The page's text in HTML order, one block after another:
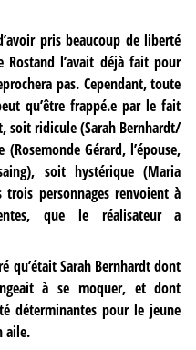
pris beaucoup de liberté
Rostand l’avait déjà fait pour
pas. Cependant, toute
qu’être frappé.e par le fait
soit ridicule (Sarah Bernhardt/
Gérard, l’épouse,
soit hystérique (Maria
trois personnages renvoient à
que le réalisateur a
qu’était Sarah Bernhardt dont
à se moquer, et dont
déterminantes pour le jeune
aile.